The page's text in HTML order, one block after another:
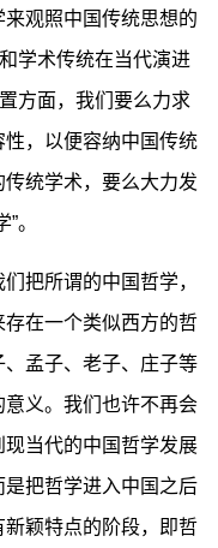
观照中国传统思想的
学术传统在当代演进
方面，我们要么力求
，以便容纳中国传统
统学术，要么大力发
。
把所谓的中国哲学，
在一个类似西方的哲
孟子、老子、庄子等
义。我们也许不再会
当代的中国哲学发展
把哲学进入中国之后
颖特点的阶段，即哲